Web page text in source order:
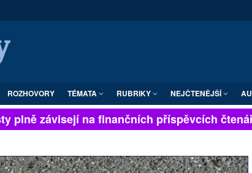
ROZHOVORY TÉMATA RUBRIKY NEJČTENĚJŠÍ
plně závisejí na finančních příspěvcích